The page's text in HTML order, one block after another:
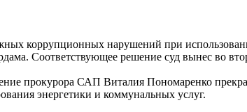
коррупционных нарушений при
Соответствующее решение суд вынес во
прокурора САП Виталия Пономаренко
энергетики и коммунальных услуг.